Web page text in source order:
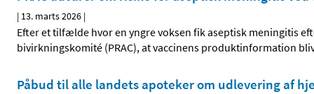
| 13. marts 2026 |
Efter et tilfælde hvor en yngre voksen fik aseptisk meningitis
bivirkningskomité (PRAC), at vaccinens produktinformation
Påbud til alle landets apoteker om udlevering af